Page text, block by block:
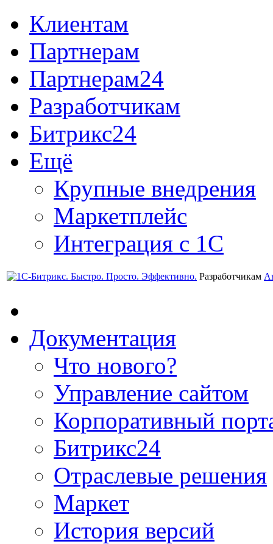
Клиентам
Партнерам
Партнерам24
Разработчикам
Битрикс24
Ещё
Крупные внедрения
Маркетплейс
Интеграция с 1С
Разработчикам
Документация
Что нового?
Управление сайтом
Корпоративный
Битрикс24
Отраслевые решения
Маркет
История версий